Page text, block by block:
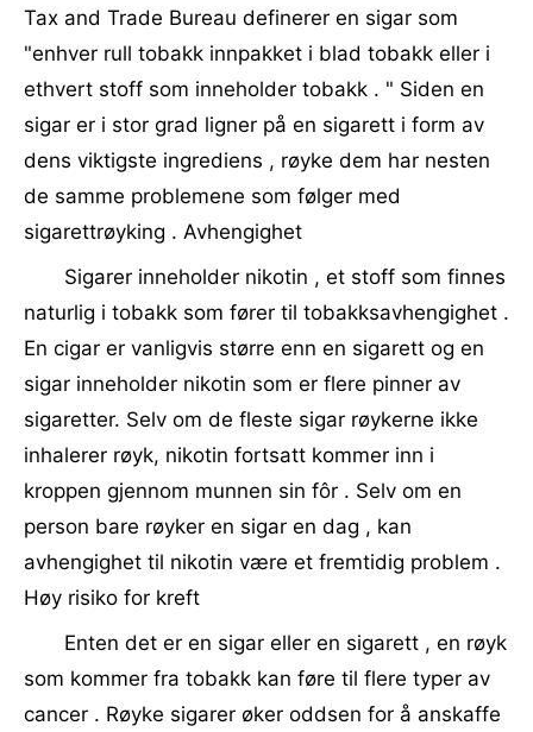
Tax and Trade Bureau definerer en sigar som
"enhver rull tobakk innpakket i blad tobakk eller i
ethvert stoff som inneholder tobakk . " Siden en
sigar er i stor grad ligner på en sigarett i form av
dens viktigste ingrediens , røyke dem har nesten
de samme problemene som følger med
sigarettrøyking . Avhengighet
Sigarer inneholder nikotin , et stoff som finnes
naturlig i tobakk som fører til tobakksavhengighet .
En cigar er vanligvis større enn en sigarett og en
sigar inneholder nikotin som er flere pinner av
sigaretter. Selv om de fleste sigar røykerne ikke
inhalerer røyk, nikotin fortsatt kommer inn i
kroppen gjennom munnen sin fôr . Selv om en
person bare røyker en sigar en dag , kan
avhengighet til nikotin være et fremtidig problem .
Høy risiko for kreft
Enten det er en sigar eller en sigarett , en røyk
som kommer fra tobakk kan føre til flere typer av
cancer . Røyke sigarer øker oddsen for å anskaffe